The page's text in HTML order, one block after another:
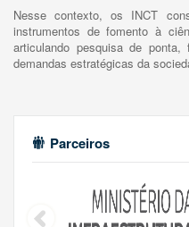
Nesse contexto, os INCT
instrumentos de fomento à
articulando pesquisa de
demandas estratégicas da
Parceiros